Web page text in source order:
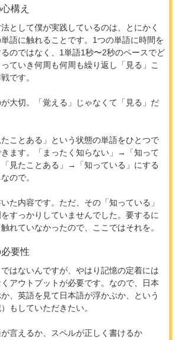
構え
として僕が実践しているのは、とにかく
語に触れることです。1つの単語に時間を
のではなく、1単語1秒〜2秒のペースでど
ていき何周も何周も繰り返し「見る」こ
です。
大切。「覚える」じゃなくて「見る」だ
ことある」という状態の単語をひとつで
ます。「まったく知らない」→「知って
見たことある」→「知っている」にする
ので。
た内容です。ただ、その「知っている」
すっかりしていませんでした。要するに
れていなかったので、ここではそれを。
要性
はないんですが、やはり記憶の定着には
アウトプットが必要です。なので、日本
、英語を見て日本語が浮かぶか、という
もしていただきたい。
言えるか、スペルが正しく書けるか